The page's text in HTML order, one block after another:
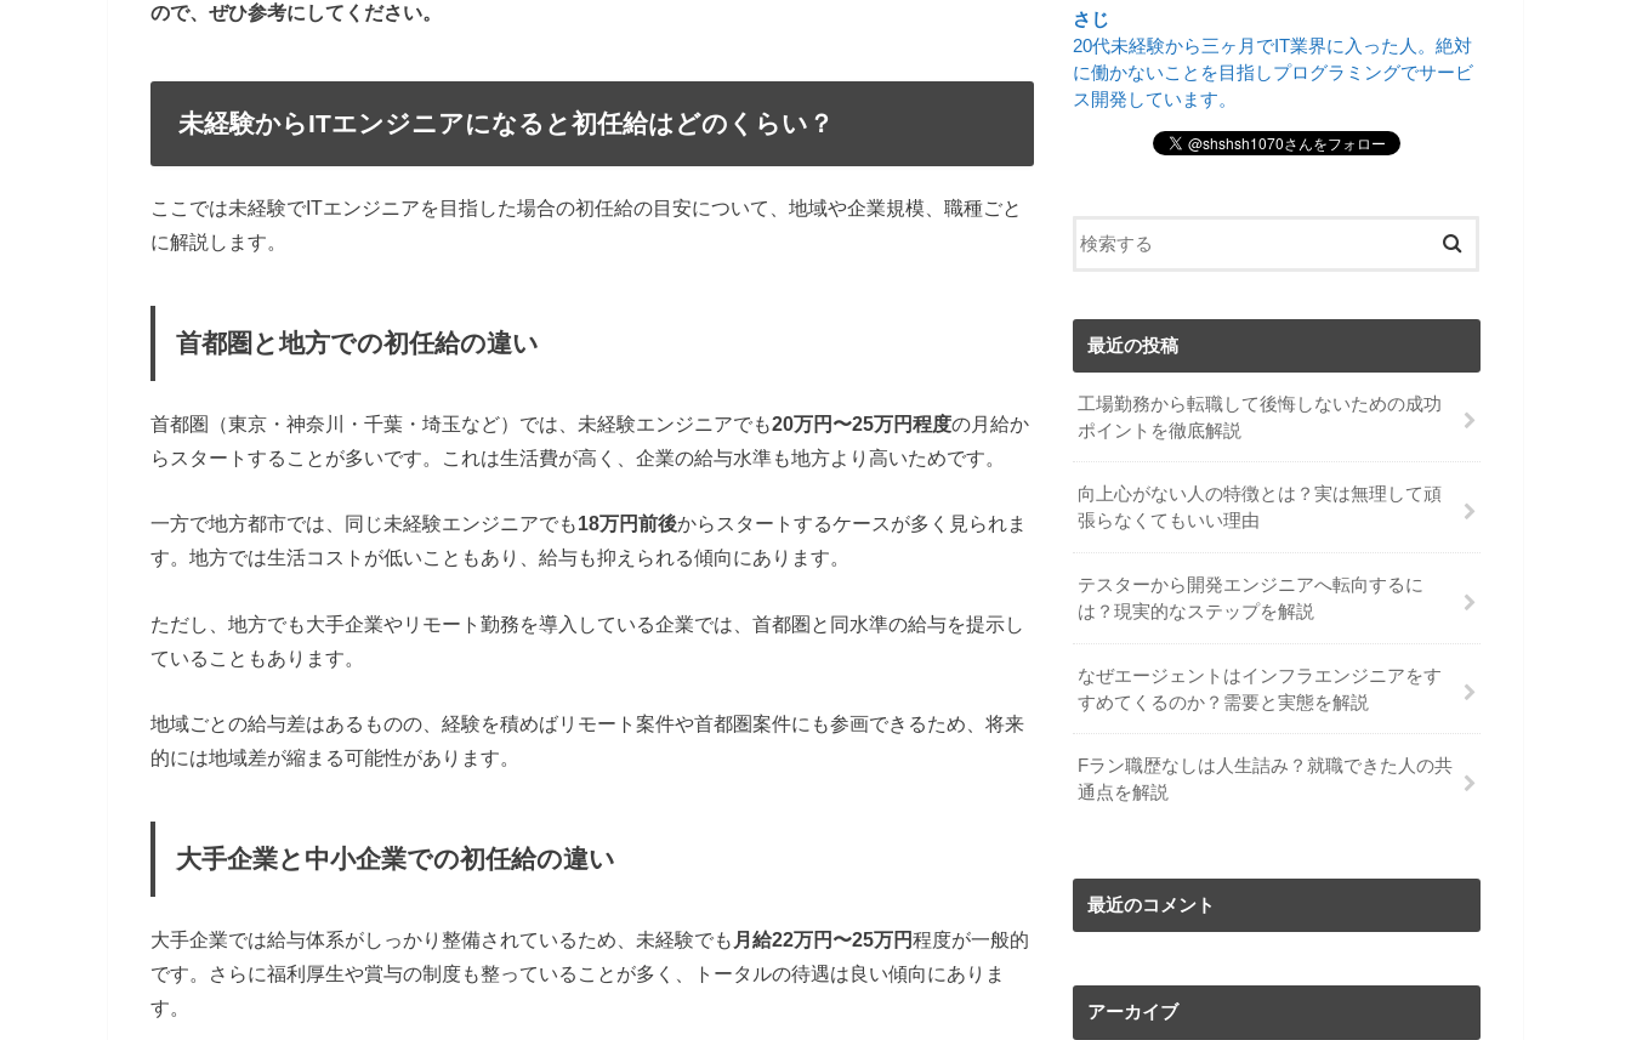
ので、ぜひ参考にしてください。
未経験からITエンジニアになると初任給はどのくらい？
ここでは未経験でITエンジニアを目指した場合の初任給の目安について、地域や企業規模、職種ごと
に解説します。
首都圏と地方での初任給の違い
首都圏（東京・神奈川・千葉・埼玉など）では、未経験エンジニアでも20万円〜25万円程度の月給か
らスタートすることが多いです。これは生活費が高く、企業の給与水準も地方より高いためです。
一方で地方都市では、同じ未経験エンジニアでも18万円前後からスタートするケースが多く見られま
す。地方では生活コストが低いこともあり、給与も抑えられる傾向にあります。
ただし、地方でも大手企業やリモート勤務を導入している企業では、首都圏と同水準の給与を提示し
ていることもあります。
地域ごとの給与差はあるものの、経験を積めばリモート案件や首都圏案件にも参画できるため、将来
的には地域差が縮まる可能性があります。
大手企業と中小企業での初任給の違い
大手企業では給与体系がしっかり整備されているため、未経験でも 月給22万円〜25万円程度が一般的
です。さらに福利厚生や賞与の制度も整っていることが多く、トータルの待遇は良い傾向にありま
す。
さじ
20代未経験から三ヶ月でIT業界に入った人。絶対
に働かないことを目指しプログラミングでサービ
ス開発しています。
最近の投稿
工場勤務から転職して後悔しないための成功
ポイントを徹底解説
向上心がない人の特徴とは？実は無理して頑
張らなくてもいい理由
テスターから開発エンジニアへ転向するに
は？現実的なステップを解説
なぜエージェントはインフラエンジニアをす
すめてくるのか？需要と実態を解説
Fラン職歴なしは人生詰み？就職できた人の共
通点を解説
最近のコメント
アーカイブ